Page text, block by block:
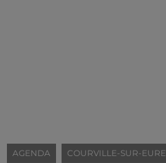
AGENDA COURVILLE-SUR-EURE